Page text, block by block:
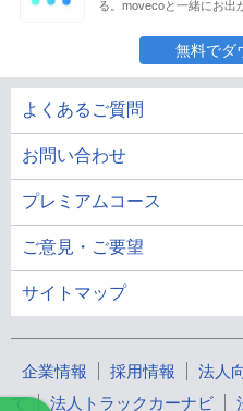
る。movecoと一緒にお出
無料でダ
よくあるご質問
お問い合わせ
プレミアムコース
ご意見・ご要望
サイトマップ
企業情報 採用情報 法人
て
法人トラックカーナビ